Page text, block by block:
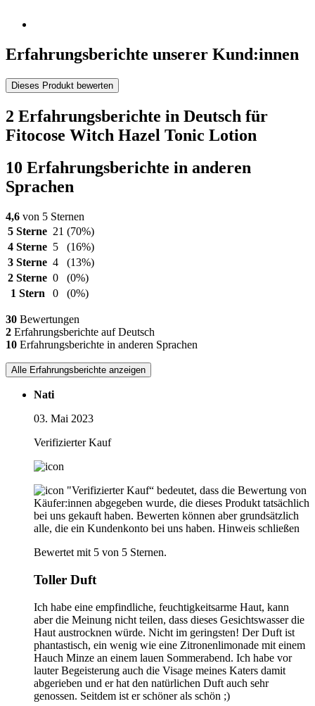
Erfahrungsberichte unserer Kund:innen
Dieses Produkt bewerten
2 Erfahrungsberichte in Deutsch für
Fitocose Witch Hazel Tonic Lotion
10 Erfahrungsberichte in anderen
Sprachen
4,6 von 5 Sternen
5 Sterne 21 (70%)
4 Sterne 5
(16%)
3 Sterne 4
(13%)
2 Sterne 0
(0%)
1 Stern
0 (0%)
30 Bewertungen
2 Erfahrungsberichte auf Deutsch
10 Erfahrungsberichte in anderen Sprachen
Alle Erfahrungsberichte anzeigen
Nati
03. Mai 2023
Verifizierter Kauf
"Verifizierter Kauf“ bedeutet, dass die Bewertung von
Käufer:innen abgegeben wurde, die dieses Produkt tatsächlich
bei uns gekauft haben. Bewerten können aber grundsätzlich
alle, die ein Kundenkonto bei uns haben. Hinweis schließen
Bewertet mit 5 von 5 Sternen.
Toller Duft
Ich habe eine empfindliche, feuchtigkeitsarme Haut, kann
aber die Meinung nicht teilen, dass dieses Gesichtswasser die
Haut austrocknen würde. Nicht im geringsten! Der Duft ist
phantastisch, ein wenig wie eine Zitronenlimonade mit einem
Hauch Minze an einem lauen Sommerabend. Ich habe vor
lauter Begeisterung auch die Visage meines Katers damit
abgerieben und er hat den natürlichen Duft auch sehr
genossen. Seitdem ist er schöner als schön ;)